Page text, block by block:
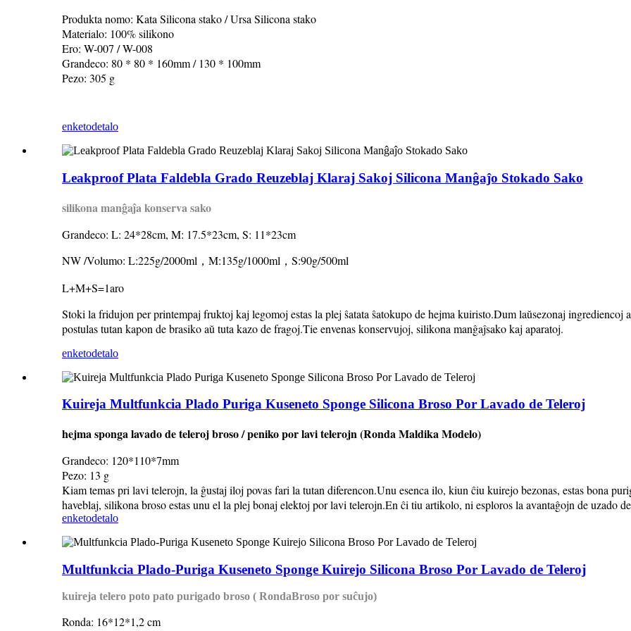
Produkta nomo: Kata Silicona stako / Ursa Silicona stako
Materialo: 100% silikono
Ero: W-007 / W-008
Grandeco: 80 * 80 * 160mm / 130 * 100mm
Pezo: 305 g
enketodetalo
Leakproof Plata Faldebla Grado Reuzeblaj Klaraj Sakoj Silicona Manĝaĵo Stokado Sako
silikona manĝaĵa konserva sako
Grandeco: L: 24*28cm, M: 17.5*23cm, S: 11*23cm
NW /Volumo: L:225g/2000ml，M:135g/1000ml，S:90g/500ml
L+M+S=1aro
Stoki la fridujon per printempaj fruktoj kaj legomoj estas la plej ŝatata ŝatokupo de hejma kuiristo.Dum laŭsezonaj
postulas tutan kapon de brasiko aŭ tuta kazo de fragoj.Tie envenas konservujoj, silikona manĝaĵsako kaj aparatoj.
enketodetalo
Kuireja Multfunkcia Plado Puriga Kuseneto Sponge Silicona Broso Por Lavado de Teleroj
hejma sponga lavado de teleroj broso / peniko por lavi telerojn (Ronda Maldika Modelo)
Grandeco: 120*110*7mm
Pezo: 13 g
Kiam temas pri lavi telerojn, la ĝustaj iloj povas fari la tutan diferencon.Unu esenca ilo, kiun ĉiu kuirejo bezonas, estas bona
haveblaj, silikona broso estas unu el la plej bonaj elektoj por lavi telerojn.En ĉi tiu artikolo, ni esploros la avantaĝojn de uzado
enketodetalo
Multfunkcia Plado-Puriga Kuseneto Sponge Kuirejo Silicona Broso Por Lavado de Teleroj
kuireja telero poto pato purigado broso ( RondaBroso por suĉujo)
Ronda: 16*12*1,2 cm